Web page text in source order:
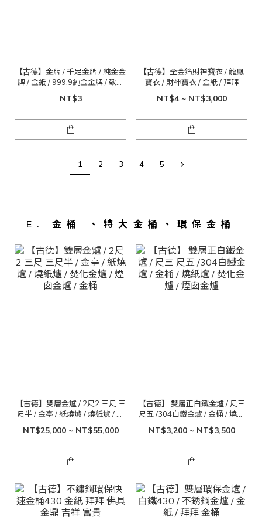
【古德】金牌 / 千足金牌 / 純金金
牌 / 金紙 / 999.9純金金牌 / 敬神
禮佛
NT$3
【古德】全金箔財神寶衣 / 龍鳳
寶衣 / 財神寶衣 / 金紙 / 拜拜
NT$4 ~ NT$3,000
1 2 3 4 5
E. 金桶 、特大金桶、環保金桶
【古德】雙層金爐 / 2尺2 三尺 三
尺半 / 金亭 / 紙燒爐 / 燒紙爐 / 焚
化金爐 / 煙囱金爐 / 金桶
NT$25,000 ~ NT$55,000
【古德】 雙層正白鐵金爐 / 尺三
尺五 /304白鐵金爐 / 金桶 / 燒紙
爐 / 焚化金爐 / 煙囱金爐
NT$3,200 ~ NT$3,500